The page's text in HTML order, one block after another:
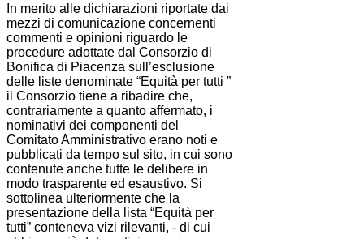
In merito alle dichiarazioni riportate dai
mezzi di comunicazione concernenti
commenti e opinioni riguardo le
procedure adottate dal Consorzio di
Bonifica di Piacenza sull’esclusione
delle liste denominate “Equità per tutti ”
il Consorzio tiene a ribadire che,
contrariamente a quanto affermato, i
nominativi dei componenti del
Comitato Amministrativo erano noti e
pubblicati da tempo sul sito, in cui sono
contenute anche tutte le delibere in
modo trasparente ed esaustivo. Si
sottolinea ulteriormente che la
presentazione della lista “Equità per
tutti” conteneva vizi rilevanti, - di cui